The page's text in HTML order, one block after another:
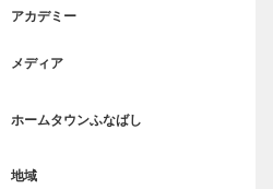
アカデミー
メディア
ホームタウンふなばし
地域